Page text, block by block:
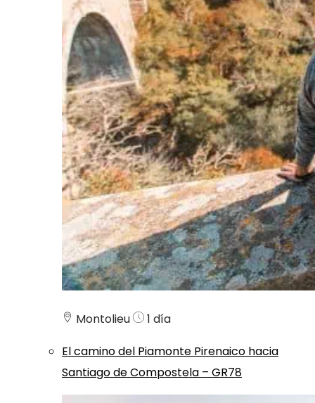
Montolieu
1 día
El camino del Piamonte Pirenaico hacia
Santiago de Compostela – GR78